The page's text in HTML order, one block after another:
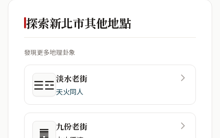
探索新北市其他地點
發現更多地理卦象
☰☲淡水老街
天火同人
䷌ 九份老街